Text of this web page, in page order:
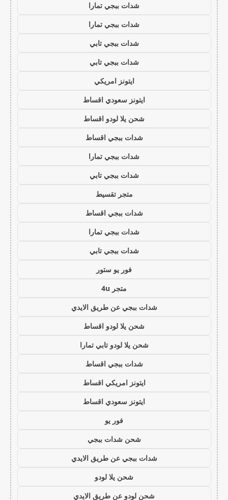
شدات ببجي تمارا
شدات ببجي تمارا
شدات ببجي تابي
شدات ببجي تابي
ايتونز امريكي
ايتونز سعودي اقساط
شحن يلا لودو اقساط
شدات ببجي اقساط
شدات ببجي تمارا
شدات ببجي تابي
متجر تقسيط
شدات ببجي اقساط
شدات ببجي تمارا
شدات ببجي تابي
فور يو ستور
متجر 4u
شدات ببجي عن طريق الايدي
شحن يلا لودو اقساط
شحن يلا لودو تابي تمارا
شدات ببجي اقساط
ايتونز امريكي اقساط
ايتونز سعودي اقساط
فور يو
شحن شدات ببجي
شدات ببجي عن طريق الايدي
شحن يلا لودو
شحن لودو عن طريق الايدي